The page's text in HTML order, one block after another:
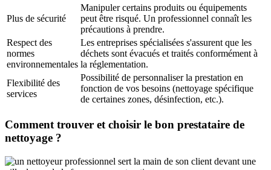
Plus de sécurité
Manipuler certains produits ou équipements
peut être risqué. Un professionnel connaît les
précautions à prendre.
Respect des
normes
environnementales
Les entreprises spécialisées s'assurent que les
déchets sont évacués et traités conformément à
la réglementation.
Flexibilité des
services
Possibilité de personnaliser la prestation en
fonction de vos besoins (nettoyage spécifique
de certaines zones, désinfection, etc.).
Comment trouver et choisir le bon prestataire de
nettoyage ?